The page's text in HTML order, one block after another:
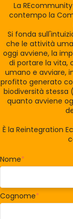
La
contempo la
Si fonda
che le attività
oggi avviene, la
di portare la vita,
umano e avviare,
profitto generato
biodiversità
quanto avviene
È la Reintegration
Nome*
Cognome*